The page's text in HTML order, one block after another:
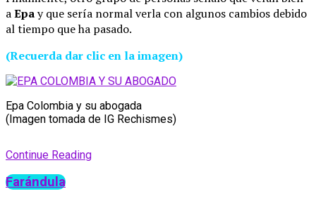
aEpay que sería normal verla con algunos cambios debido
al tiempo que ha pasado.
(Recuerda dar clic en la imagen)
Epa Colombia y su abogada
(Imagen tomada de IG Rechismes)
Continue Reading
Farándula